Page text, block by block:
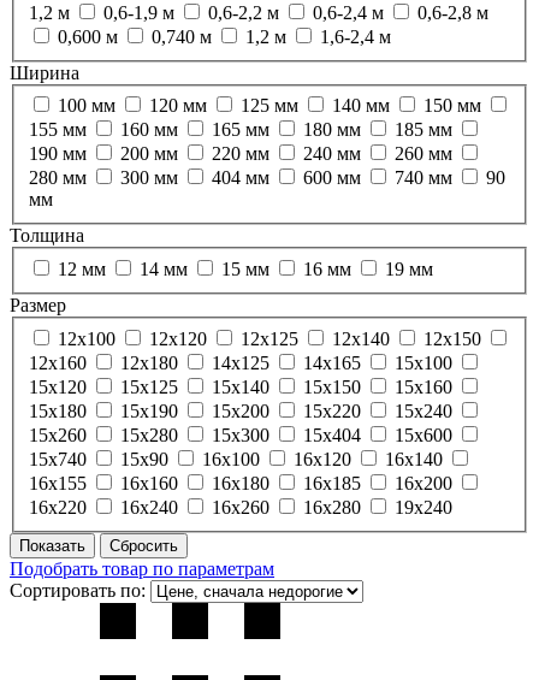
1,2 м
0,6-1,9 м 0,6-2,2 м 0,6-2,4 м
0,6-2,8 м
0,600 м
0,740 м 1,2 м
1,6-2,4 м
Ширина
100 мм
120 мм 125 мм 140 мм
150 мм
155 мм
160 мм 165 мм 180 мм
185 мм
190 мм
200 мм 220 мм 240 мм
260 мм
280 мм
300 мм 404 мм 600 мм 740 мм
90
мм
Толщина
12 мм
14 мм 15 мм 16 мм
19 мм
Размер
12х100
12х120 12х125 12х140
12х150
12х160
12х180 14х125 14х165
15х100
15х120
15х125 15х140 15х150
15х160
15х180
15х190 15х200 15х220
15х240
15х260
15х280 15х300 15х404
15х600
15х740
15х90 16х100 16х120
16х140
16х155
16х160 16х180 16х185
16х200
16х220
16х240 16х260 16х280 19х240
Подобрать товар по параметрам
Сортировать по: